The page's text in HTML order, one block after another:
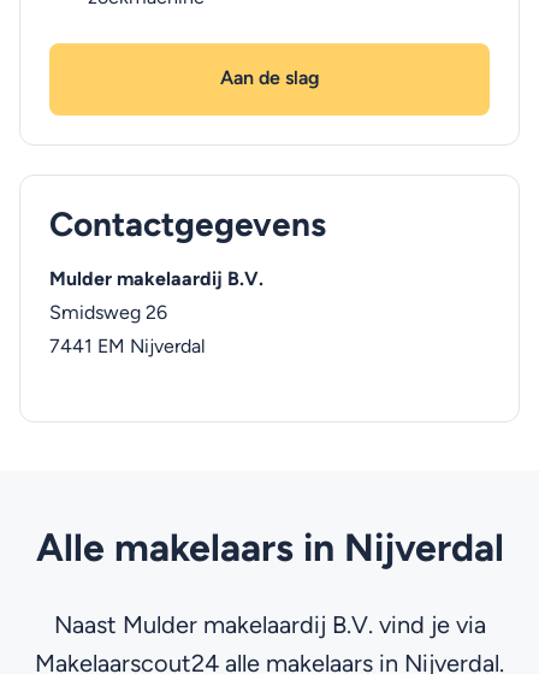
Aan de slag
Contactgegevens
Mulder makelaardij B.V.
Smidsweg 26
7441 EM Nijverdal
Alle makelaars in Nijverdal
Naast Mulder makelaardij B.V. vind je via
Makelaarscout24 alle makelaars in Nijverdal.